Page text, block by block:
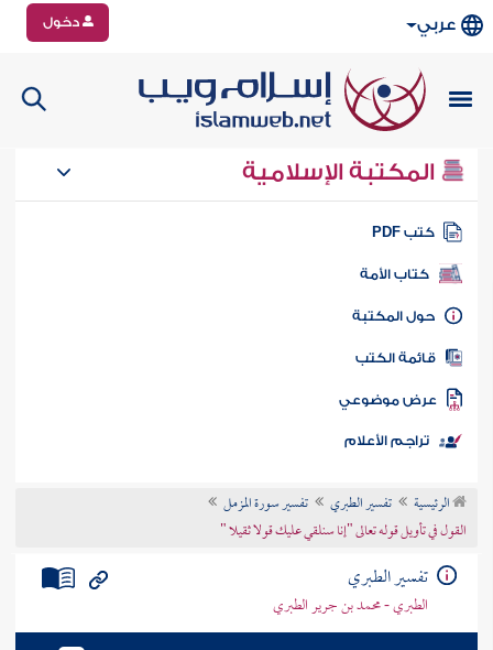
عربي دخول
المكتبة الإسلامية
كتب PDF
كتاب الأمة
المكتبة
الكتب
موضوعي
تراجم الأعلام
الرئيسية تفسير الطبري
تفسير سورة المزمل
القول في تأويل قوله تعالى "إنا سنلقي عليك قولا ثقيلا "
تفسير الطبري
الطبري - محمد بن جرير الطبري